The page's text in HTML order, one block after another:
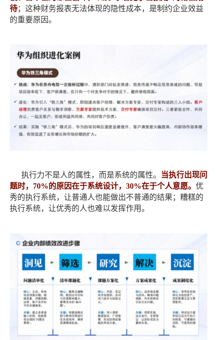
待；这种财务报表无法体现的隐性成本，是制约企业效益
的重要原因。
执行力不是人的属性，而是系统的属性。
当执行出现问
题时， 70%的原因在于系统设计，30%在于个人意愿。 优
秀的执行系统，让普通人也能做出不普通的结果；糟糕的
执行系统，让优秀的人也难以发挥作用。